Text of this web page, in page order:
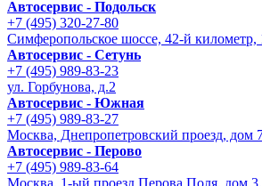
Автосервис - Подольск
+7 (495) 320-27-80
Симферопольское шоссе, 42-й километр,
Автосервис - Сетунь
+7 (495) 989-83-23
ул. Горбунова, д.2
Автосервис - Южная
+7 (495) 989-83-27
Москва, Днепропетровский проезд, дом
Автосервис - Перово
+7 (495) 989-83-64